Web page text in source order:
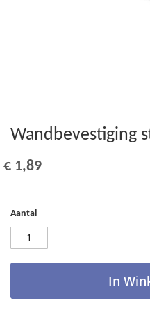
Ga
het
begin
van
afbeeldingen-
gallerij
Wandbevestiging
€ 1,89
Aantal
In